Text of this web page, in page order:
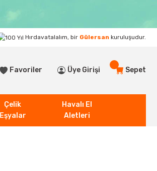
Hırdavatalalım, bir Gülersan kuruluşudur.
Favoriler Üye Girişi Sepet
Çelik
Eşyalar
Havalı El
Aletleri